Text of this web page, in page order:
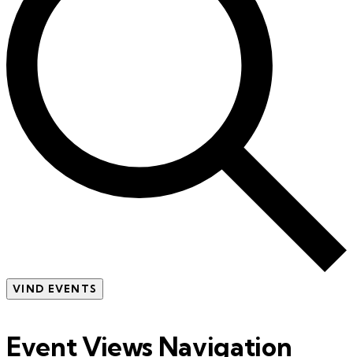
VIND EVENTS
Event Views Navigation